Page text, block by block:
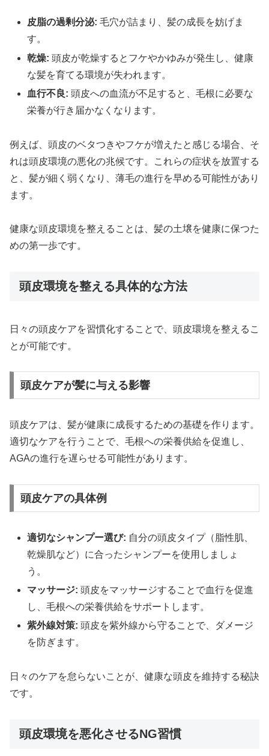
皮脂の過剰分泌: 毛穴が詰まり、髪の成長を妨げま
す。
乾燥: 頭皮が乾燥するとフケやかゆみが発生し、健康
な髪を育てる環境が失われます。
血行不良: 頭皮への血流が不足すると、毛根に必要な
栄養が行き届かなくなります。
例えば、頭皮のベタつきやフケが増えたと感じる場合、そ
れは頭皮環境の悪化の兆候です。これらの症状を放置する
と、髪が細く弱くなり、薄毛の進行を早める可能性があり
ます。
健康な頭皮環境を整えることは、髪の土壌を健康に保つた
めの第一歩です。
頭皮環境を整える具体的な方法
日々の頭皮ケアを習慣化することで、頭皮環境を整えるこ
とが可能です。
頭皮ケアが髪に与える影響
頭皮ケアは、髪が健康に成長するための基礎を作ります。
適切なケアを行うことで、毛根への栄養供給を促進し、
AGAの進行を遅らせる可能性があります。
頭皮ケアの具体例
適切なシャンプー選び: 自分の頭皮タイプ（脂性肌、
乾燥肌など）に合ったシャンプーを使用しましょ
う。
マッサージ: 頭皮をマッサージすることで血行を促進
し、毛根への栄養供給をサポートします。
紫外線対策: 頭皮を紫外線から守ることで、ダメージ
を防ぎます。
日々のケアを怠らないことが、健康な頭皮を維持する秘訣
です。
頭皮環境を悪化させるNG習慣